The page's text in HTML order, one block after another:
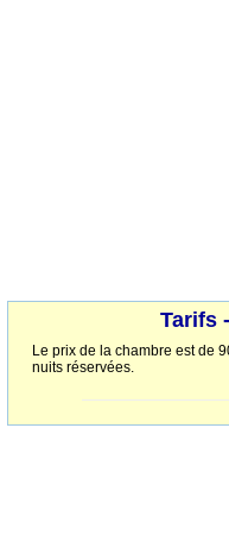
Tarifs
Le prix de la chambre est de
nuits réservées.